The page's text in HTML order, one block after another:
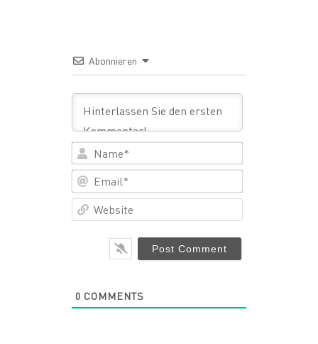
Abonnieren
Name*
0 COMMENTS